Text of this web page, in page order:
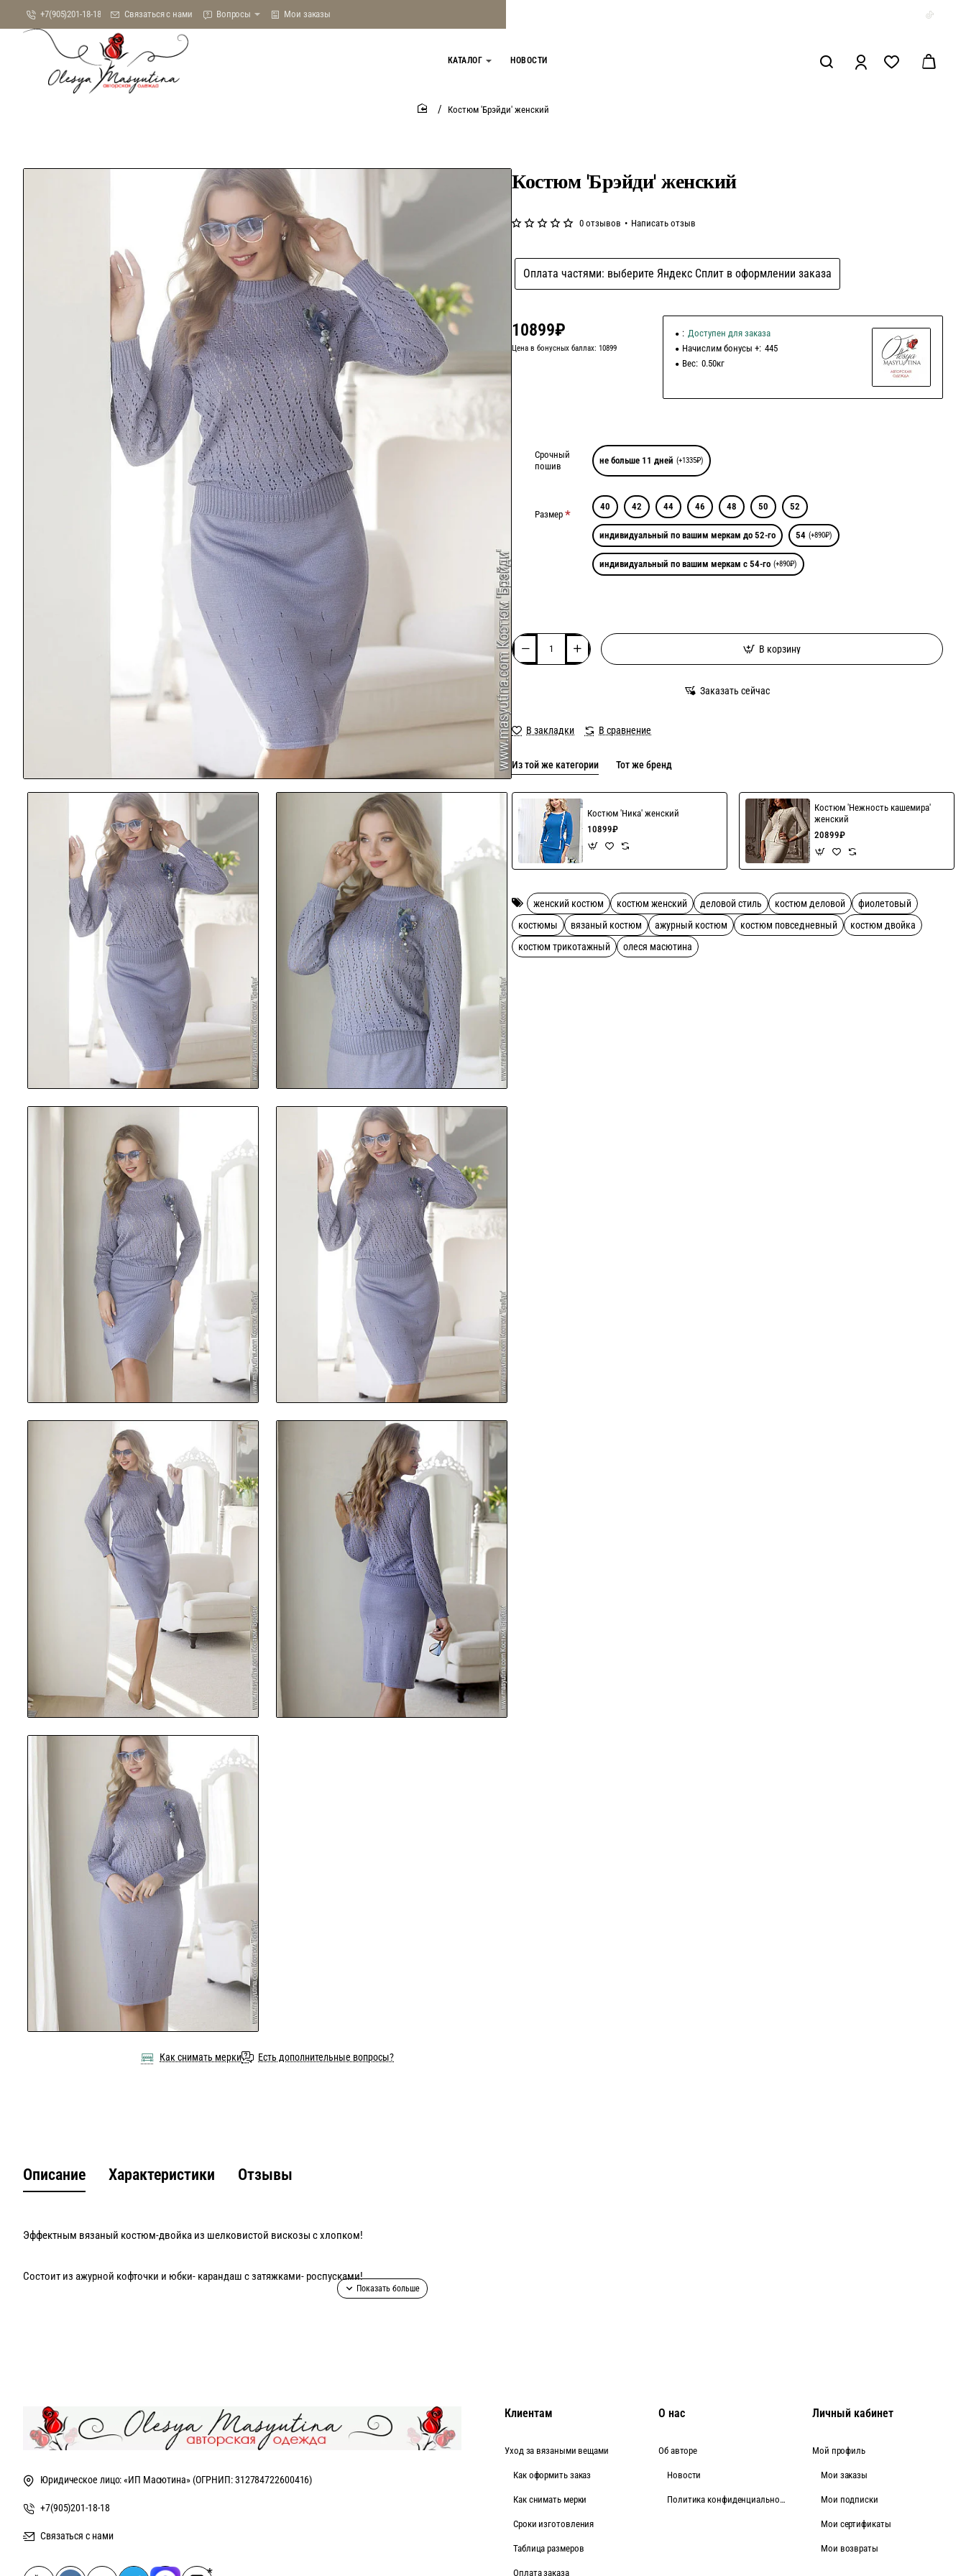
+7(905)201-18-18 Связаться с нами Вопросы Мои заказы
КАТАЛОГ НОВОСТИ
Костюм 'Брэйди' женский
Как снимать мерки Есть дополнительные вопросы?
Костюм 'Брэйди' женский
Оплата частями: выберите Яндекс Сплит в оформлении заказа
0 отзывов • Написать отзыв
10899₽
Цена в бонусных баллах: 10899
: Доступен для заказа
Начислим бонусы +: 445
Вес: 0.50кг
Срочный
пошив
не больше 11 дней (+1335₽)
Размер
40 42 44 46 48 50 52
индивидуальный по вашим меркам до 52-го 54 (+890₽)
индивидуальный по вашим меркам с 54-го (+890₽)
В корзину
Заказать сейчас
В закладки В сравнение
Из той же категории Тот же бренд
Костюм 'Ника' женский
10899₽
Костюм 'Нежность кашемира'
женский
20899₽
женский костюм костюм женский деловой стиль костюм деловой
фиолетовый
костюмы
вязаный костюм ажурный костюм костюм повседневный
костюм двойка
костюм трикотажный
олеся масютина
Описание Характеристики Отзывы
Эффектным вязаный костюм-двойка из шелковистой вискозы с хлопком!
Состоит из ажурной кофточки и юбки- карандаш с затяжками- роспусками!
Рекомендации по уходу ручная стирка
Юридическое лицо: «ИП Масютина» (ОГРНИП: 312784722600416)
+7(905)201-18-18
Связаться с нами
Клиентам
Уход за вязаными вещами
Как оформить заказ
Как снимать мерки
Cроки изготовления
Таблица размеров
Оплата заказа
О нас
Об авторе
Новости
Политика конфиденциальности
Личный кабинет
Мой профиль
Мои заказы
Мои подписки
Мои сертификаты
Мои возвраты